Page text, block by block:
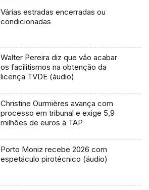
Várias estradas encerradas ou
condicionadas
Walter Pereira diz que vão acabar
os facilitismos na obtenção da
licença TVDE (áudio)
Christine Ourmières avança com
processo em tribunal e exige 5,9
milhões de euros à TAP
Porto Moniz recebe 2026 com
espetáculo pirotécnico (áudio)